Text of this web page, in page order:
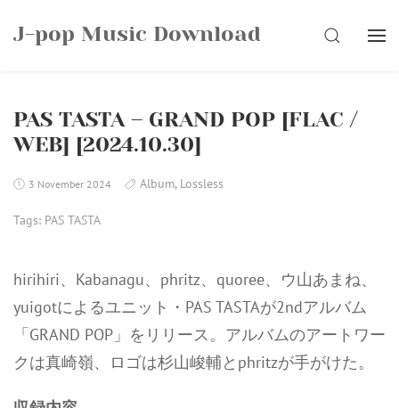
J-pop Music Download SEARCH
PAS TASTA – GRAND POP [FLAC /
WEB] [2024.10.30]
3 November 2024 Album, Lossless
Tags: PAS TASTA
hirihiri、Kabanagu、phritz、quoree、ウ山あまね、
yuigotによるユニット・PAS TASTAが2ndアルバム
「GRAND POP」をリリース。アルバムのアートワー
クは真崎嶺、ロゴは杉山峻輔とphritzが手がけた。